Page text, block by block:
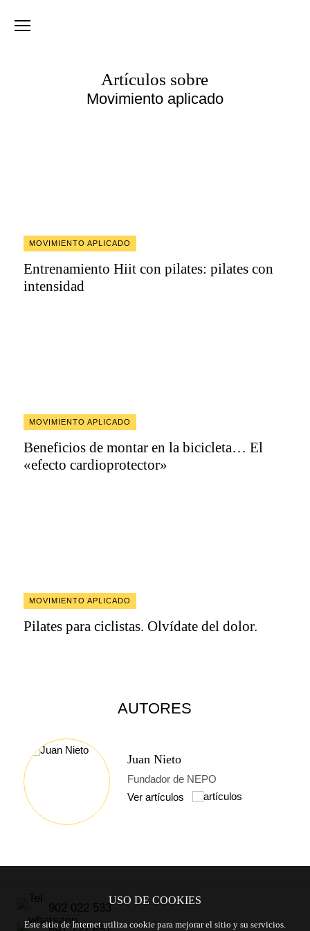
Artículos sobre
Movimiento aplicado
MOVIMIENTO APLICADO
Entrenamiento Hiit con pilates: pilates con
intensidad
MOVIMIENTO APLICADO
Beneficios de montar en la bicicleta… El
«efecto cardioprotector»
MOVIMIENTO APLICADO
Pilates para ciclistas. Olvídate del dolor.
AUTORES
Juan Nieto
Fundador de NEPO
Ver artículos
902 022 533
USO DE COOKIES
Este sitio de Internet utiliza cookie para mejorar el sitio y su servicios.